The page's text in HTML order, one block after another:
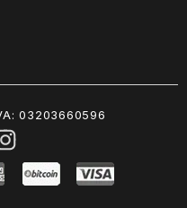
03203660596